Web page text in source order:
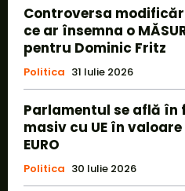
Controversa
ce ar însemna o
pentru Dominic Fritz
Politica 31 Iulie 2026
Parlamentul se află în
masiv cu UE în valoare
EURO
Politica 30 Iulie 2026